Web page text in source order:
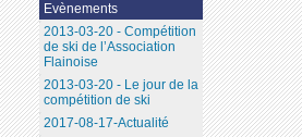
Evènements
2013-03-20 - Compétition
de ski de l’Association
Flainoise
2013-03-20 - Le jour de la
compétition de ski
2017-08-17-Actualité